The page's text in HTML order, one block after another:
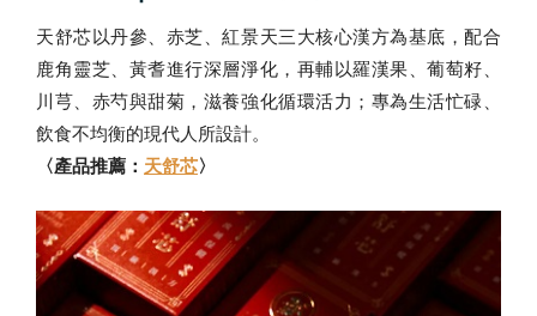
天舒芯以丹參、赤芝、紅景天三大核心漢方為基底，配合
鹿角靈芝、黃耆進行深層淨化，再輔以羅漢果、葡萄籽、
川芎、赤芍與甜菊，滋養強化循環活力；專為生活忙碌、
飲食不均衡的現代人所設計。
〈產品推薦： 天舒芯〉